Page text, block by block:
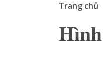
Trang chủ